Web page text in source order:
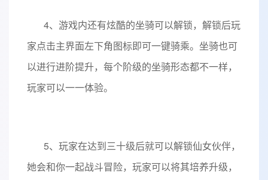
4、游戏内还有炫酷的坐骑可以解锁，解锁后玩
家点击主界面左下角图标即可一键骑乘。坐骑也可
以进行进阶提升，每个阶级的坐骑形态都不一样，
玩家可以一一体验。
5、玩家在达到三十级后就可以解锁仙女伙伴，
她会和你一起战斗冒险，玩家可以将其培养升级，